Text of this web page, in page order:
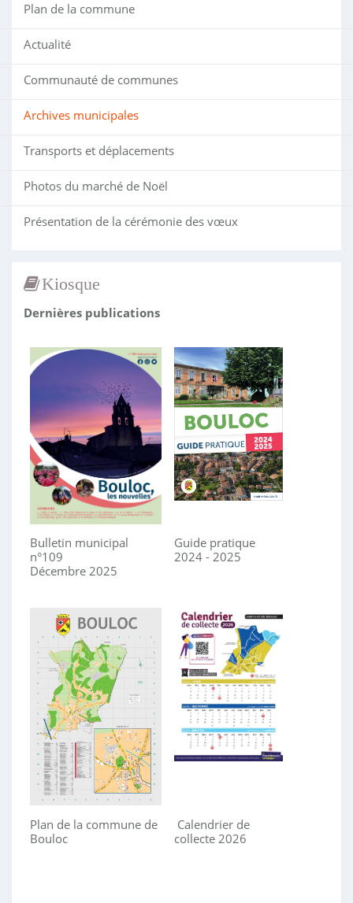
Plan de la commune
Actualité
Communauté de communes
Archives municipales
Transports et déplacements
Photos du marché de Noël
Présentation de la cérémonie des vœux
Kiosque
Dernières publications
Bulletin municipal
n°109
Décembre 2025
Guide pratique
2024 - 2025
Plan de la commune de
Bouloc
Calendrier de
collecte 2026